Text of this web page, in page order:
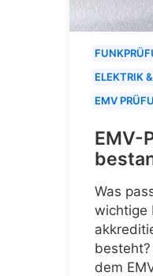
ELEKTRIK
EMV
EMV-
Was
wichtige
dem